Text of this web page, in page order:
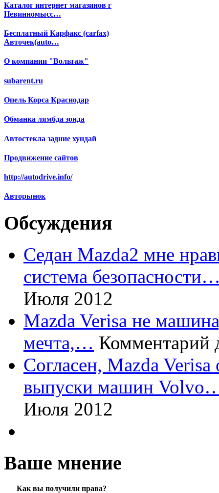
Каталог интернет магазинов г
Невинномысс…
Бесплатный Карфакс (carfax)
Авточек(auto…
О компании "Вольтаж"
subarent.ru
Опель Корса Краснодар
Обманка лямбда зонда
Автостекла задние хундай
Продвижение сайтов
http://autodrive.info/
Авторынок
Обсуждения
Седан Mazda2 мне
система
Июля 2012
Mazda Verisa не
мечта,… Комментарий
Согласен, Mazda
выпуски машин
Июля 2012
Ваше мнение
Как вы получили права?